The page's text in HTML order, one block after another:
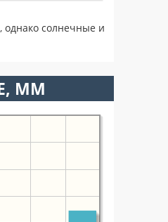
солнечные и
ММ